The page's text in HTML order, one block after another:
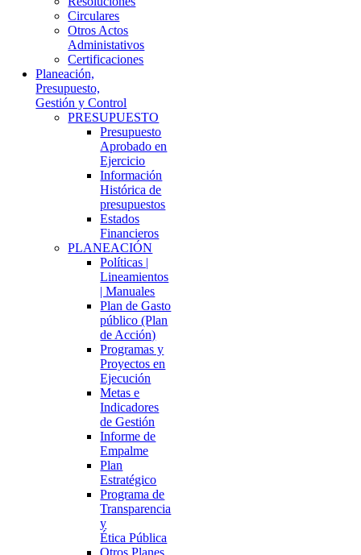
Circulares
Otros Actos
Administativos
Certificaciones
Planeación,
Presupuesto,
Gestión y Control
PRESUPUESTO
Presupuesto
Aprobado en
Ejercicio
Información
Histórica de
presupuestos
Estados
Financieros
PLANEACIÓN
Políticas |
Lineamientos
| Manuales
Plan de Gasto
público (Plan
de Acción)
Programas y
Proyectos en
Ejecución
Metas e
Indicadores
de Gestión
Informe de
Empalme
Plan
Estratégico
Programa de
Transparencia
y
Ética Pública
Otros Planes